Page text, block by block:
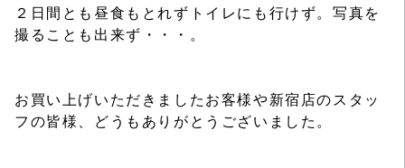
２日間とも昼食もとれずトイレにも行けず。写真を
撮ることも出来ず・・・。
お買い上げいただきましたお客様や新宿店のスタッ
フの皆様、どうもありがとうございました。